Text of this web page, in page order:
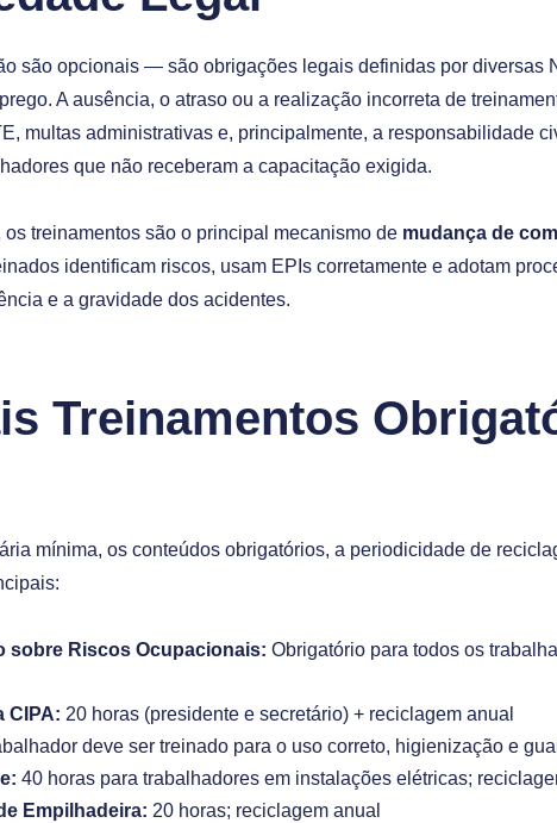
são opcionais — são obrigações legais definidas por diversas
A ausência, o atraso ou a realização incorreta de
multas administrativas e, principalmente, a responsabilidade
que não receberam a capacitação exigida.
treinamentos são o principal mecanismo de mudança de
identificam riscos, usam EPIs corretamente e adotam
e a gravidade dos acidentes.
Treinamentos
mínima, os conteúdos obrigatórios, a periodicidade de
sobre Riscos Ocupacionais: Obrigatório para todos os
CIPA: 20 horas (presidente e secretário) + reciclagem anual
deve ser treinado para o uso correto, higienização e
40 horas para trabalhadores em instalações elétricas;
Empilhadeira: 20 horas; reciclagem anual